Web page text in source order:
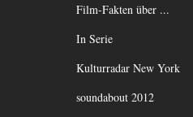
Film-Fakten über ...
In Serie
Kulturradar New York
soundabout 2012